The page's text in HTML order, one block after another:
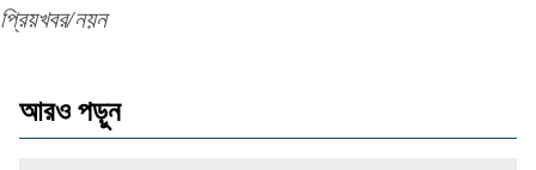
প্রিয়খবর/নয়ন
আরও পড়ুন